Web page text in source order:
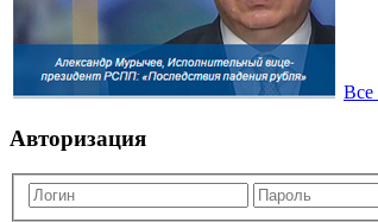
Все
Авторизация